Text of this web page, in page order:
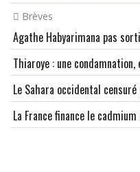
Brèves
Agathe Habyarimana pas
Thiaroye : une condamnation,
Le Sahara occidental
La France finance le